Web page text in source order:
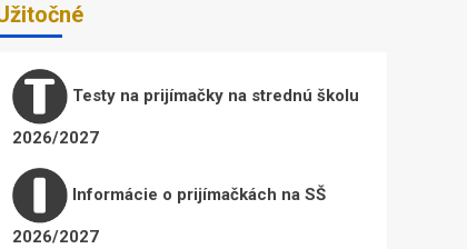
Testy na prijímačky na strednú školu
2026/2027
Informácie o prijímačkách na SŠ
2026/2027